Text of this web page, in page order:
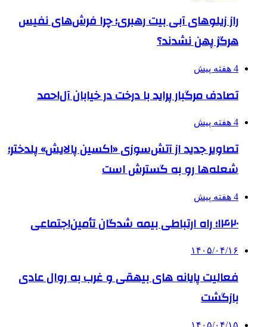
راز زیلوهای آبی بیت رهبری؛ چرا فرش‌های نفیس
هرگز پهن نشدند؟
4 هفته پیش
تصادف مرگبار پراید با درخت در خیابان آل‌احمد
4 هفته پیش
تصاویر جدید از آتش‌سوزی «اکسین پالایش» پلدختر؛
شعله‌ها رو به گسترش است
4 هفته پیش
۱۴۲۰؛ راه ارتباطی بیمه شدگان تأمین‌اجتماعی
۱۴۰۵/۰۴/۱۶
فعالیت پایانه های بیهقی و غرب به روال عادی
بازگشت
۱۴۰۵/۰۴/۱۵